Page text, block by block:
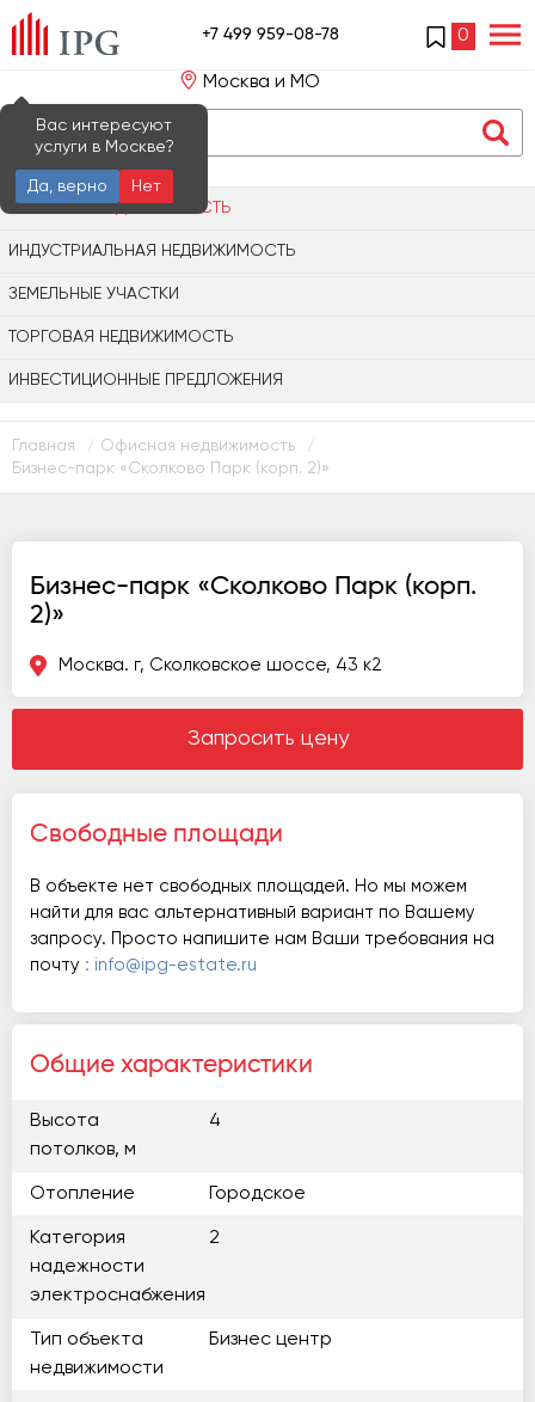
+7 499 959-08-78 0
Москва и МО
Вас интересуют
услуги в Москве?
Да, верно
Нет
ОФИСНАЯ НЕДВИЖИМОСТЬ
ИНДУСТРИАЛЬНАЯ НЕДВИЖИМОСТЬ
ЗЕМЕЛЬНЫЕ УЧАСТКИ
ТОРГОВАЯ НЕДВИЖИМОСТЬ
ИНВЕСТИЦИОННЫЕ ПРЕДЛОЖЕНИЯ
Главная / Офисная недвижимость /
Бизнес-парк «Сколково Парк (корп. 2)»
Бизнес-парк «Сколково Парк (корп.
2)»
Москва. г, Сколковское шоссе, 43 к2
Запросить цену
Свободные площади
В объекте нет свободных площадей. Но мы можем
найти для вас альтернативный вариант по Вашему
запросу. Просто напишите нам Ваши требования на
почту : info@ipg-estate.ru
Общие характеристики
Высота
потолков, м
4
Отопление Городское
Категория
надежности
электроснабжения
2
Тип объекта
недвижимости
Бизнес центр